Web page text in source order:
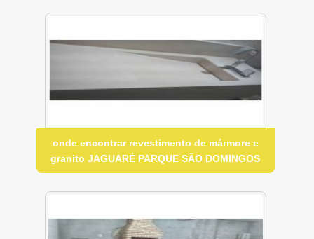
onde encontrar revestimento de mármore e
granito JAGUARÉ PARQUE SÃO DOMINGOS